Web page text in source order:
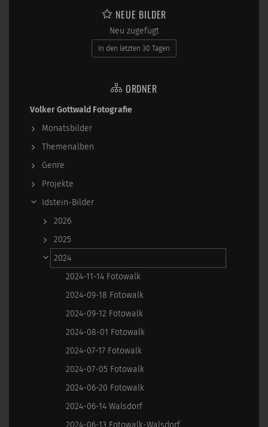
NEUE BILDER
Neu zugefügt
In den letzten 30 Tagen
ORDNER
Volker Gottwald Fotografie
Monatsbilder
Themenalben
Genre
Projekte
Idstein-Bilder
2026
2025
2024
2024-11-14 Fotowalk
2024-09-18 Fotowalk
2024-09-12 Fotowalk
2024-08-01 Fotowalk
2024-07-17 Fotowalk
2024-07-05 Fotowalk
2024-06-20 Fotowalk
2024-06-14 Walsdorf
2024-06-13 Fotowalk-Walsdorf